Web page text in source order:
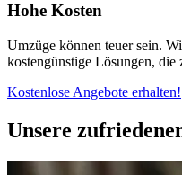
Hohe Kosten
Umzüge können teuer sein.
kostengünstige Lösungen, die
Kostenlose Angebote erhalten!
Unsere